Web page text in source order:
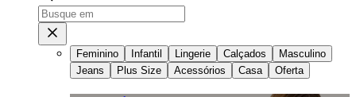
Feminino Infantil Lingerie Calçados
Masculino
Jeans
Plus Size Acessórios Casa Oferta